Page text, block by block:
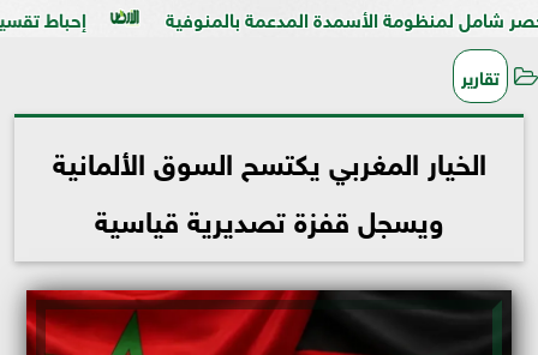
إحباط تقسيم قطعة أرض على مساحة 2000 متر الأسمدة المدعمة بالمنوفية
تقارير
الخيار المغربي يكتسح السوق الألمانية
ويسجل قفزة تصديرية قياسية